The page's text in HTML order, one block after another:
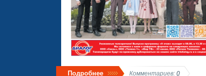
Подробнее Комментариев: 0